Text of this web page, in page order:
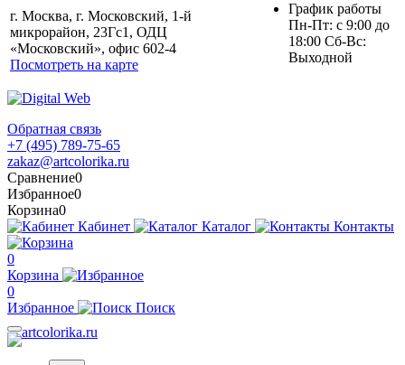
г. Москва, г. Московский, 1-й
микрорайон, 23Гс1, ОДЦ
«Московский», офис 602-4
Посмотреть на карте
График работы
Пн-Пт: с 9:00 до
18:00 Сб-Вс:
Выходной
Обратная связь
+7 (495) 789-75-65
zakaz@artcolorika.ru
Сравнение0
Избранное0
Корзина0
Кабинет
Каталог Контакты
0
Корзина
0
Избранное
Поиск